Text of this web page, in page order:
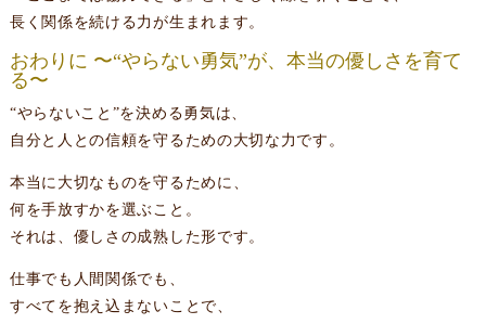
長く関係を続ける力が生まれます。
おわりに 〜“やらない勇気”が、本当の優しさを育て
る〜
“やらないこと”を決める勇気は、
自分と人との信頼を守るための大切な力です。
本当に大切なものを守るために、
何を手放すかを選ぶこと。
それは、優しさの成熟した形です。
仕事でも人間関係でも、
すべてを抱え込まないことで、